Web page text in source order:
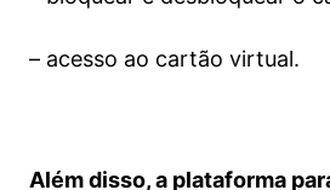
– acesso ao cartão virtual.
Além disso, a plataforma